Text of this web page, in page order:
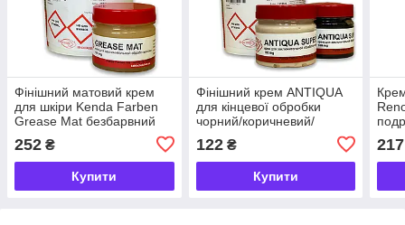
Фінішний матовий крем
для шкіри Kenda Farben
Grease Mat безбарвний
252 ₴
Купити
Фінішний крем ANTIQUA
для кінцевої обробки
чорний/коричневий/
122₴
Купити
217